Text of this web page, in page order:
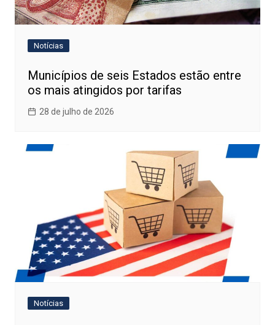
Notícias
Municípios de seis Estados estão entre
os mais atingidos por tarifas
28 de julho de 2026
Notícias